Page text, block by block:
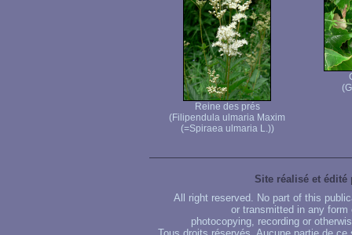
Reine des prés
(Filipendula ulmaria Maxim
(=Spiraea ulmaria L.))
Site réalisé et édité
All right reserved. No part of this
or transmitted in any
photocopying, recording or